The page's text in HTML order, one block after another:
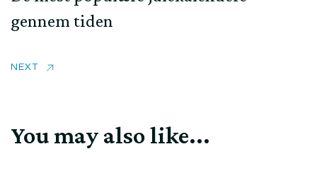
gennem tiden
NEXT
You may also like...